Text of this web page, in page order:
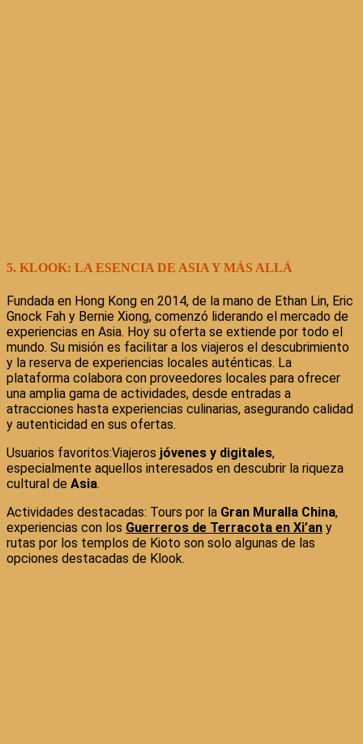
5. KLOOK: LA ESENCIA DE ASIA Y MÁS ALLÁ
Fundada en Hong Kong en 2014, de la mano de Ethan Lin, Eric
Gnock Fah y Bernie Xiong, comenzó liderando el mercado de
experiencias en Asia. Hoy su oferta se extiende por todo el
mundo. Su misión es facilitar a los viajeros el descubrimiento
y la reserva de experiencias locales auténticas. La
plataforma colabora con proveedores locales para ofrecer
una amplia gama de actividades, desde entradas a
atracciones hasta experiencias culinarias, asegurando calidad
y autenticidad en sus ofertas.
Usuarios favoritos:Viajeros jóvenes y digitales,
especialmente aquellos interesados en descubrir la riqueza
cultural de Asia.
Actividades destacadas: Tours por la Gran Muralla China,
experiencias con los Guerreros de Terracota en Xi’an y
rutas por los templos de Kioto son solo algunas de las
opciones destacadas de Klook.